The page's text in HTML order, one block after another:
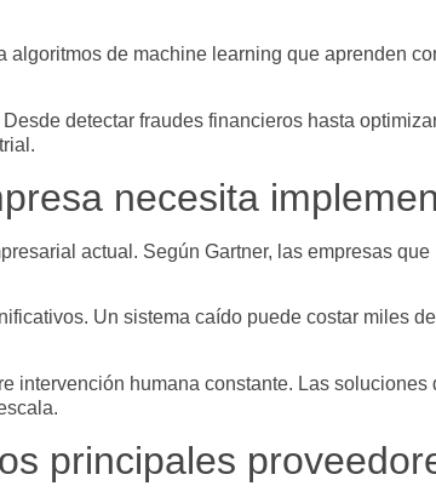
algoritmos de machine learning que aprenden
detectar fraudes financieros hasta
necesita
actual. Según Gartner, las empresas
Un sistema caído puede costar miles
intervención humana constante. Las
principales